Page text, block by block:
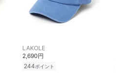
LAKOLE
2,690円
244ポイント